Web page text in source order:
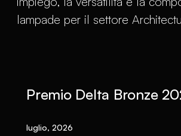
lampade per il settore
Premio Delta Bronze
luglio, 2026